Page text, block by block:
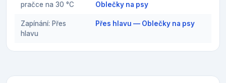
pračce na 30 °C
Oblečky na psy
Zapínání: Přes
hlavu
Přes hlavu — Oblečky na psy